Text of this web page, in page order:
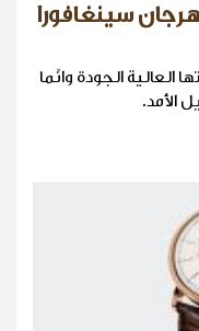
سينغافورا
الجودة وانّما
الأمد.